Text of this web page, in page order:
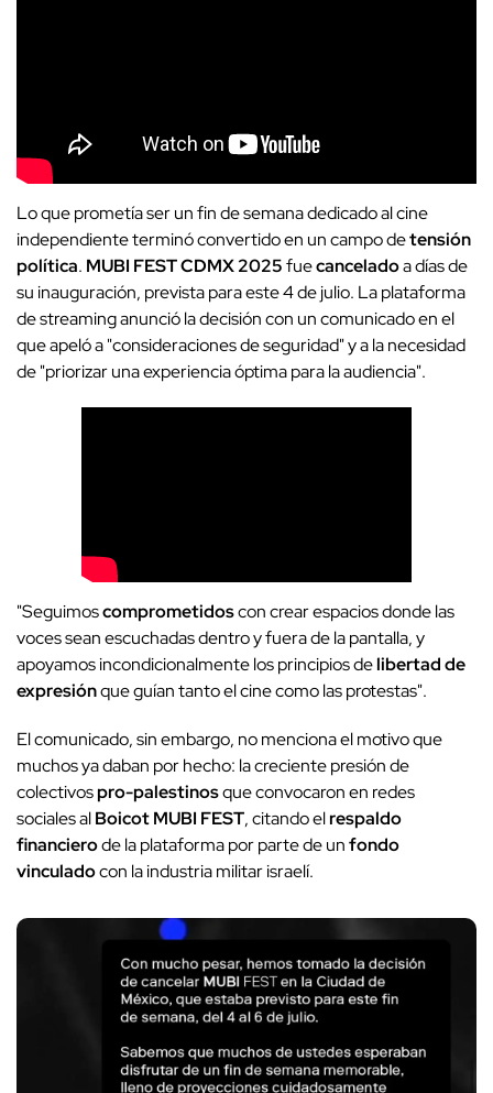
Lo que prometía ser un fin de semana dedicado al cine
independiente terminó convertido en un campo detensión
política. MUBI FEST CDMX 2025fuecanceladoa días de
su inauguración, prevista para este 4 de julio. La plataforma
de streaming anunció la decisión con un comunicado en el
que apeló a "consideraciones de seguridad" y a la necesidad
de "priorizar una experiencia óptima para la audiencia".
"Seguimoscomprometidoscon crear espacios donde las
voces sean escuchadas dentro y fuera de la pantalla, y
apoyamos incondicionalmente los principios delibertad de
expresiónque guían tanto el cine como las protestas".
El comunicado, sin embargo, no menciona el motivo que
muchos ya daban por hecho: la creciente presión de
colectivospro-palestinosque convocaron en redes
sociales alBoicot MUBI FEST, citando elrespaldo
financierode la plataforma por parte de unfondo
vinculadocon la industria militar israelí.